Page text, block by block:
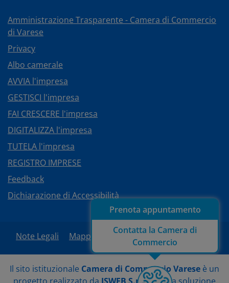
Prenota appuntamento
Contatta la Camera di
Commercio
Amministrazione Trasparente - Camera di Commercio
di Varese
Privacy
Albo camerale
AVVIA l'impresa
GESTISCI l'impresa
FAI CRESCERE l'impresa
DIGITALIZZA l'impresa
TUTELA l'impresa
REGISTRO IMPRESE
Feedback
Dichiarazione di Accessibilità
Note Legali Mappa del sito Area Riservata
Il sito istituzionale Camera di Commercio Varese è un